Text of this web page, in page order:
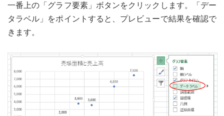
一番上の「グラフ要素」ボタンをクリックします。「デー
タラベル」をポイントすると、プレビューで結果を確認で
きます。